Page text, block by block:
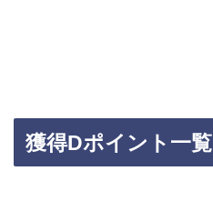
獲得Dポイント一覧